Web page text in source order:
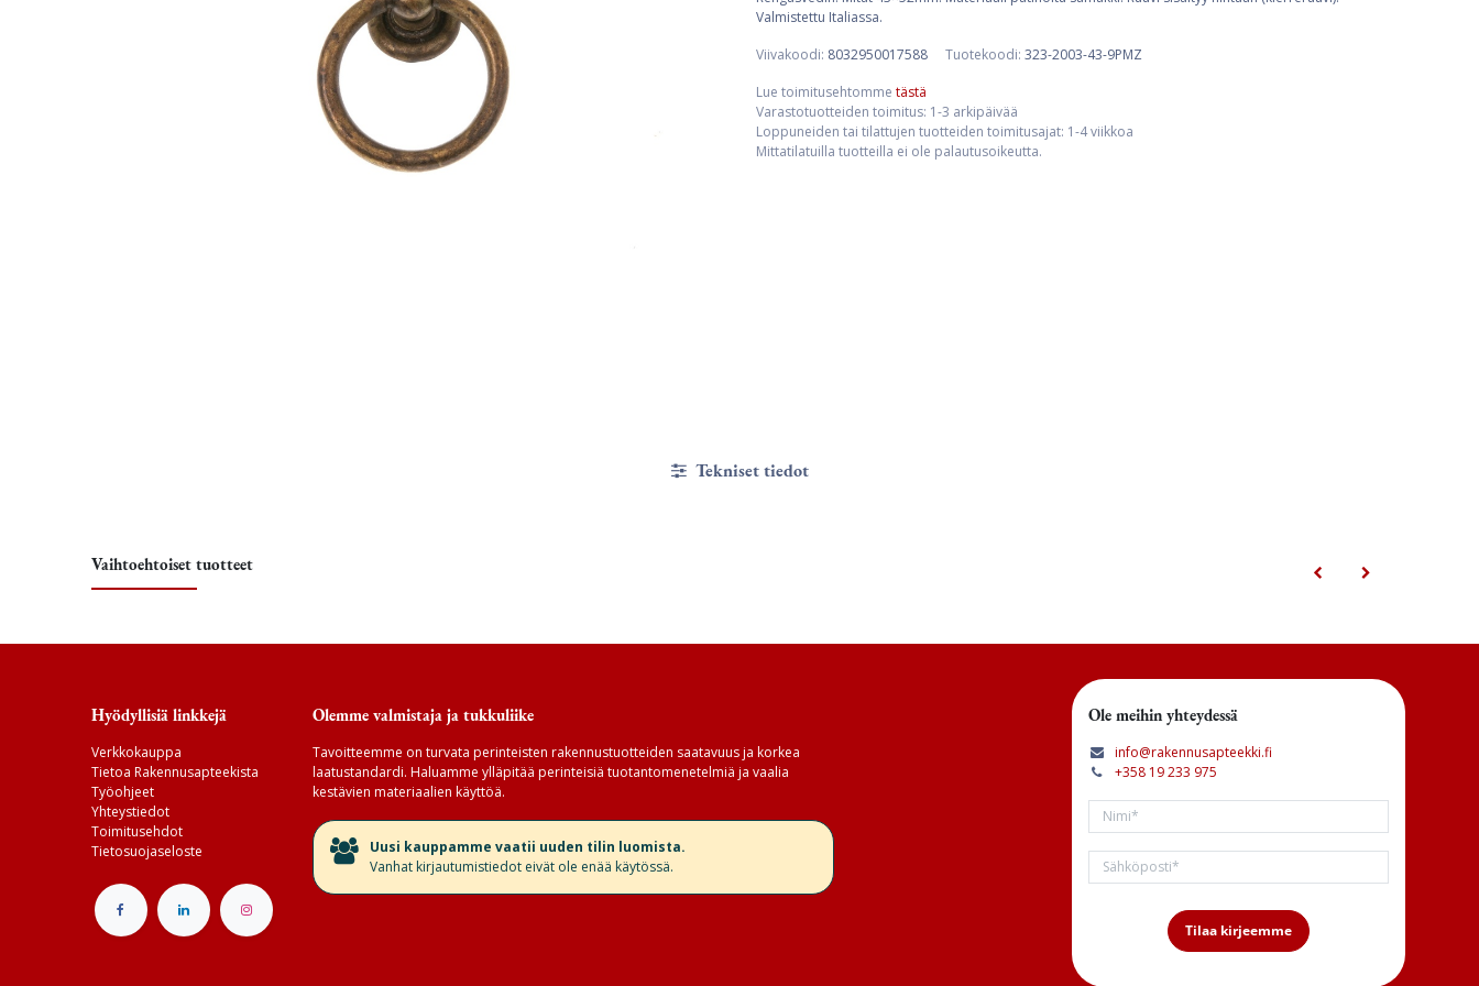
Valmistettu Italiassa.
Viivakoodi: 8032950017588 Tuotekoodi: 323-2003-43-9PMZ
Lue toimitusehtomme tästä
Varastotuotteiden toimitus: 1-3 arkipäivää
Loppuneiden tai tilattujen tuotteiden toimitusajat: 1-4 viikkoa
Mittatilatuilla tuotteilla ei ole palautusoikeutta.
Tekniset tiedot
Vaihtoehtoiset tuotteet
Hyödyllisiä linkkejä
Verkkokauppa
Tietoa Rakennusapteekista
Työohjeet
Yhteystiedot
Toimitusehdot
Tietosuojaseloste
Olemme valmistaja ja tukkuliike
Tavoitteemme on turvata perinteisten rakennustuotteiden saatavuus ja korkea
laatustandardi. Haluamme ylläpitää perinteisiä tuotantomenetelmiä ja vaalia
kestävien materiaalien käyttöä.
​Uusi kauppamme vaatii uuden tilin luomista.
Vanhat kirjautumistiedot eivät ole enää käytössä.
Ole meihin yhteydessä
info@rakennusapteekki.fi
+358 19 233 975
Tilaa kirjeemme